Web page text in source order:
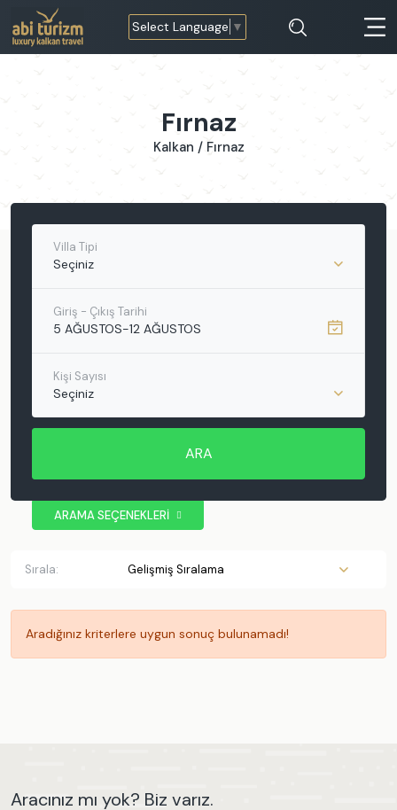
Select Language ▼
Fırnaz
Kalkan / Fırnaz
Villa Tipi
Seçiniz
Giriş - Çıkış Tarihi
5 AĞUSTOS-12 AĞUSTOS
Kişi Sayısı
Seçiniz
ARA
BÖLGE
Dalaman
ARAMA SEÇENEKLERİ
Sırala:
Aradığınız kriterlere uygun sonuç bulunamadı!
Aracınız mı yok? Biz varız.